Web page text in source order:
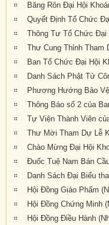
Quyết Định Tổ Chức
Thông Tư Tổ Chức Đại
Thư Cung Thỉnh Tham
Ban Tổ Chức Đại Hội
Phương Hướng Bảo
Thông Báo số 2 của
Thư Mời Tham Dự Lễ
Chào Mừng Đại Hội
Danh Sách Đại Biểu
Hội Đồng Giáo Phẩm
Hội Đồng Điều Hành